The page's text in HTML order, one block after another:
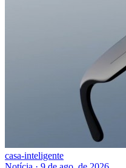
casa-inteligente